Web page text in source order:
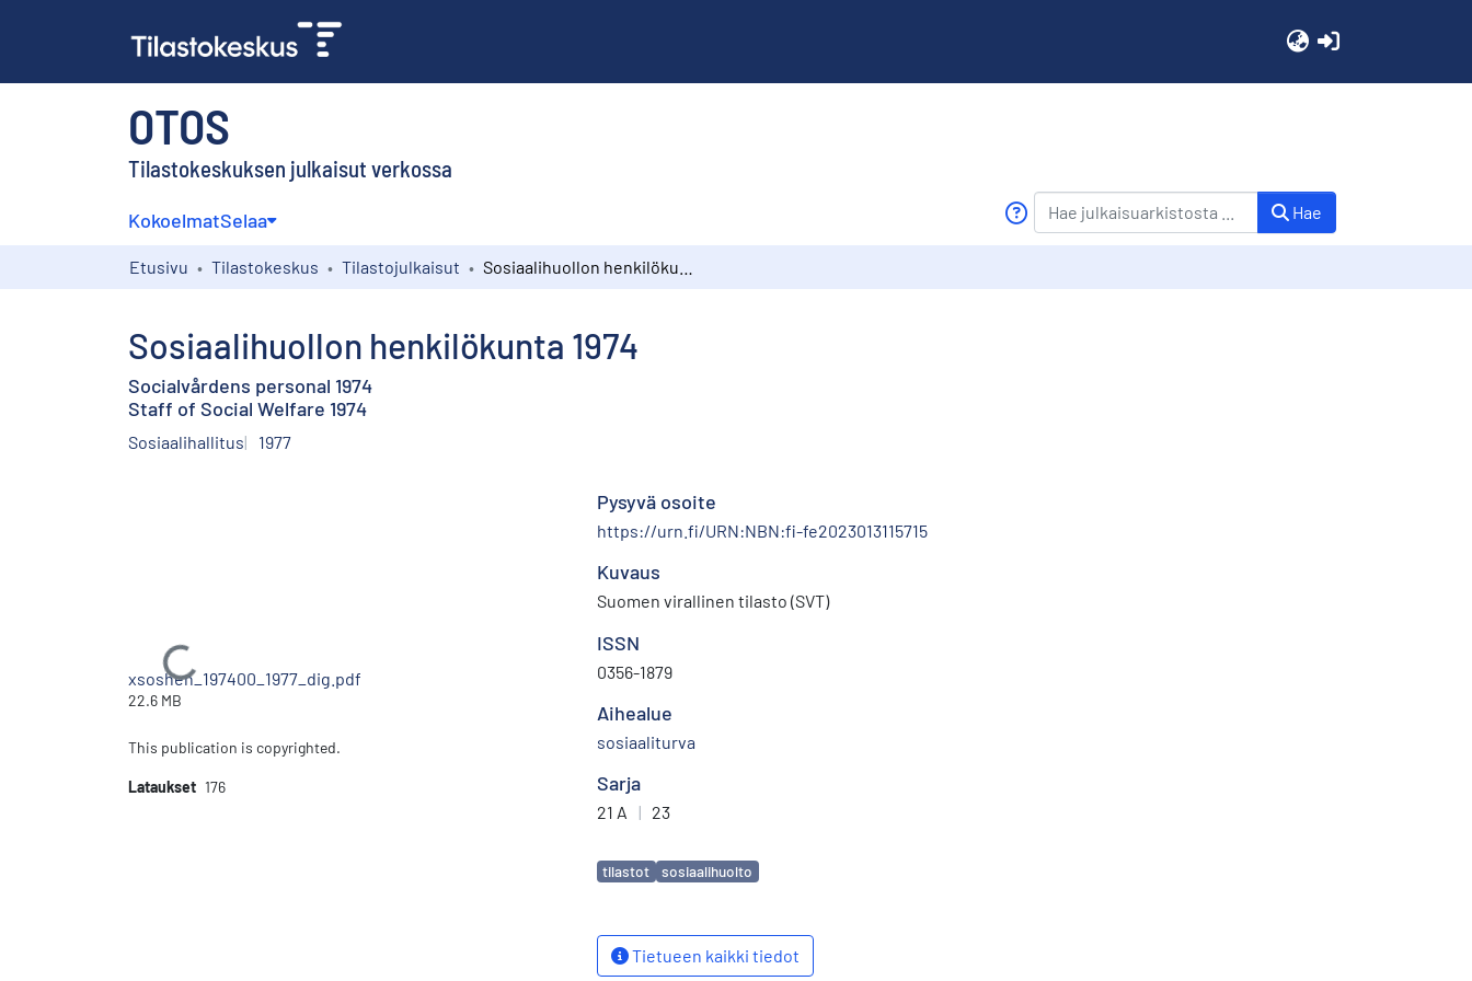
OTOS
Tilastokeskuksen julkaisut verkossa
KokoelmatSelaa Hae
Etusivu Tilastokeskus Tilastojulkaisut
Sosiaalihuollon henkilökunta 1974
Socialvårdens personal 1974
Staff of Social Welfare 1974
Sosiaalihallitus 1977
Ladataan...
xsoshen_197400_1977_dig.pdf
22.6 MB
This publication is copyrighted.
Lataukset 176
Pysyvä osoite
https://urn.fi/URN:NBN:fi-fe2023013115715
Kuvaus
Suomen virallinen tilasto (SVT)
ISSN
0356-1879
Aihealue
sosiaaliturva
Sarja
21 A | 23
Avainsanat
tilastot sosiaalihuolto
Tietueen kaikki tiedot